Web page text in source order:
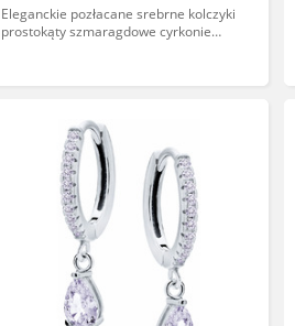
Eleganckie pozłacane srebrne kolczyki
prostokąty szmaragdowe cyrkonie